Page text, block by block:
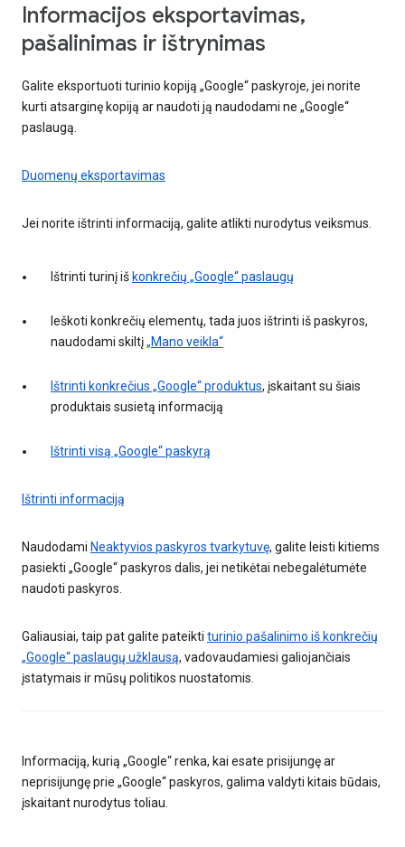
Informacijos eksportavimas,
pašalinimas ir ištrynimas
Galite eksportuoti turinio kopiją „Google“ paskyroje, jei norite
kurti atsarginę kopiją ar naudoti ją naudodami ne „Google“
paslaugą.
Duomenų eksportavimas
Jei norite ištrinti informaciją, galite atlikti nurodytus veiksmus.
Ištrinti turinį iš konkrečių „Google“ paslaugų
Ieškoti konkrečių elementų, tada juos ištrinti iš paskyros,
naudodami skiltį„Mano veikla“
Ištrinti konkrečius „Google“ produktus, įskaitant su šiais
produktais susietą informaciją
Ištrinti visą „Google“ paskyrą
Ištrinti informaciją
Naudodami Neaktyvios paskyros tvarkytuvę, galite leisti kitiems
pasiekti „Google“ paskyros dalis, jei netikėtai nebegalėtumėte
naudoti paskyros.
Galiausiai, taip pat galite pateikti turinio pašalinimo iš konkrečių
„Google“ paslaugų užklausą, vadovaudamiesi galiojančiais
įstatymais ir mūsų politikos nuostatomis.
Informaciją, kurią „Google“ renka, kai esate prisijungę ar
neprisijungę prie „Google“ paskyros, galima valdyti kitais būdais,
įskaitant nurodytus toliau.